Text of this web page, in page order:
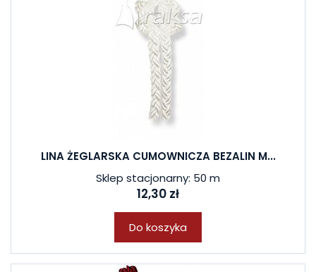
LINA ŻEGLARSKA CUMOWNICZA BEZALIN M...
Sklep stacjonarny: 50 m
12,30 zł
Do koszyka